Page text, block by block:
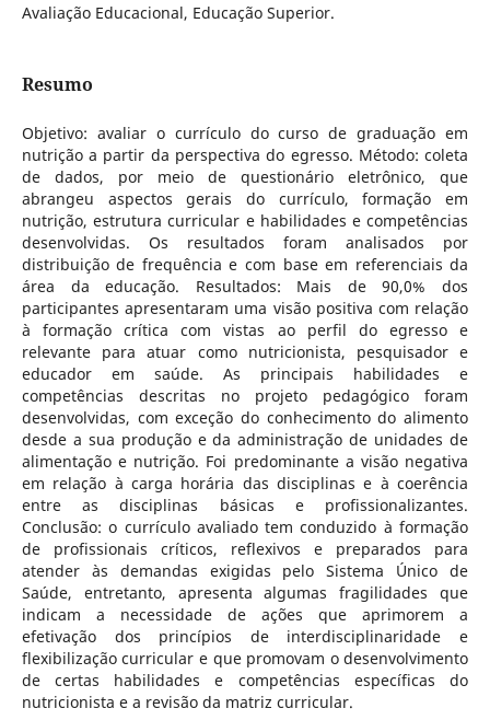
Avaliação Educacional, Educação Superior.
Resumo
Objetivo: avaliar o currículo do curso de graduação em
nutrição a partir da perspectiva do egresso. Método: coleta
de dados, por meio de questionário eletrônico, que
abrangeu aspectos gerais do currículo, formação em
nutrição, estrutura curricular e habilidades e competências
desenvolvidas. Os resultados foram analisados por
distribuição de frequência e com base em referenciais da
área da educação. Resultados: Mais de 90,0% dos
participantes apresentaram uma visão positiva com relação
à formação crítica com vistas ao perfil do egresso e
relevante para atuar como nutricionista, pesquisador e
educador em saúde. As principais habilidades e
competências descritas no projeto pedagógico foram
desenvolvidas, com exceção do conhecimento do alimento
desde a sua produção e da administração de unidades de
alimentação e nutrição. Foi predominante a visão negativa
em relação à carga horária das disciplinas e à coerência
entre as disciplinas básicas e profissionalizantes.
Conclusão: o currículo avaliado tem conduzido à formação
de profissionais críticos, reflexivos e preparados para
atender às demandas exigidas pelo Sistema Único de
Saúde, entretanto, apresenta algumas fragilidades que
indicam a necessidade de ações que aprimorem a
efetivação dos princípios de interdisciplinaridade e
flexibilização curricular e que promovam o desenvolvimento
de certas habilidades e competências específicas do
nutricionista e a revisão da matriz curricular.